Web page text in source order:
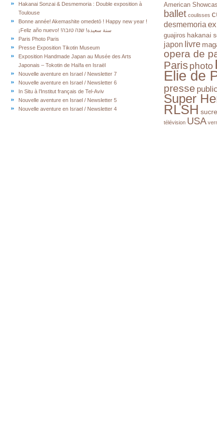
Hakanai Sonzai & Desmemoria : Double exposition à
Toulouse
Bonne année! Akemashite omedetō ! Happy new year !
¡Feliz año nuevo! !سنة سعيدة! שנה טובה
Paris Photo Paris
Presse Exposition Tikotin Museum
Exposition Handmade Japan au Musée des Arts
Japonais – Tokotin de Haïfa en Israël
Nouvelle aventure en Israel / Newsletter 7
Nouvelle aventure en Israel / Newsletter 6
In Situ à l’Institut français de Tel-Aviv
Nouvelle aventure en Israel / Newsletter 5
Nouvelle aventure en Israel / Newsletter 4
American
ballet coulisses
desmemoria
guajiros hakanai
japon livre
opera de
Paris photo
Elie de
presse
Super
RLSH sucre
télévision USA